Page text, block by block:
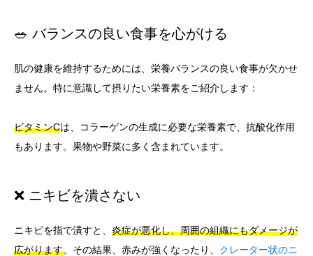
🥗 バランスの良い食事を心がける
肌の健康を維持するためには、栄養バランスの良い食事が欠かせ
ません。特に意識して摂りたい栄養素をご紹介します：
ビタミンCは、コラーゲンの生成に必要な栄養素で、抗酸化作用
もあります。果物や野菜に多く含まれています。
❌ ニキビを潰さない
ニキビを指で潰すと、 炎症が悪化し、周囲の組織にもダメージが
広がります。その結果、赤みが強くなったり、 クレーター状のニ